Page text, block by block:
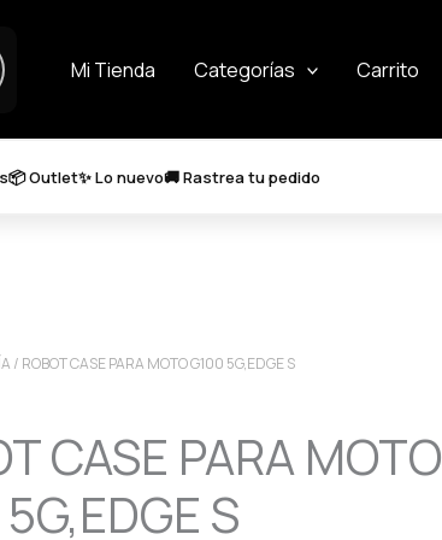
Mi Tienda Categorías Carrito
📦 Outlet✨ Lo nuevo🚚 Rastrea tu pedido
/ ROBOT CASE PARA MOTO G100 5G,EDGE S
CASE PARA MOTO
S